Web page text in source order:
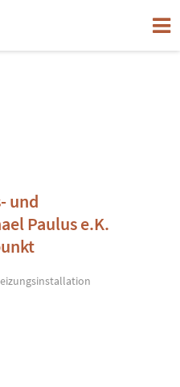
und
Paulus e.K.